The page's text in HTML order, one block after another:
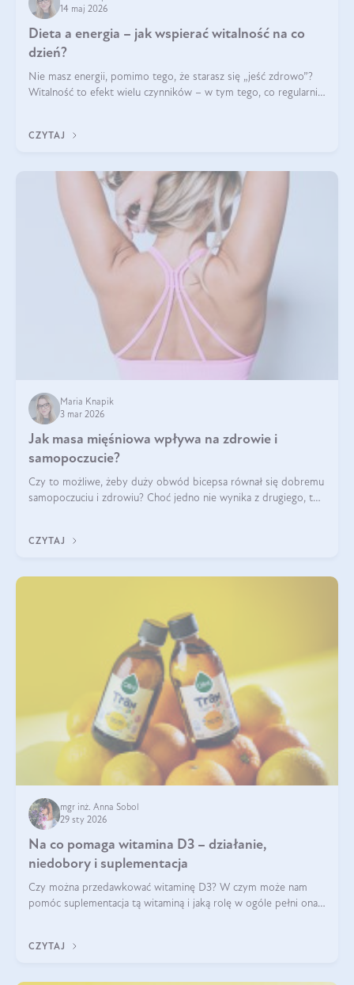
14 maj 2026
Dieta a energia – jak wspierać witalność na co
dzień?
Nie masz energii, pomimo tego, że starasz się „jeść zdrowo”?
Witalność to efekt wielu czynników – w tym tego, co regularnie
CZYTAJ
Maria Knapik
3 mar 2026
Jak masa mięśniowa wpływa na zdrowie i
samopoczucie?
Czy to możliwe, żeby duży obwód bicepsa równał się dobremu
samopoczuciu i zdrowiu? Choć jedno nie wynika z drugiego, to
wyjaśnimy.
CZYTAJ
mgr inż. Anna Sobol
29 sty 2026
Na co pomaga witamina D3 – działanie,
niedobory i suplementacja
Czy można przedawkować witaminę D3? W czym może nam
pomóc suplementacja tą witaminą i jaką rolę w ogóle pełni ona
robić?
CZYTAJ